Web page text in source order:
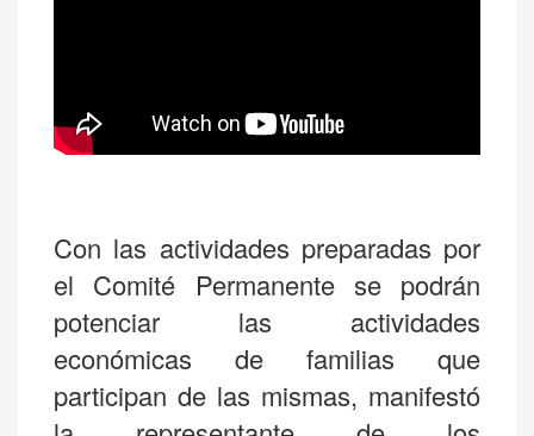
Con las actividades preparadas por
el Comité Permanente se podrán
potenciar las actividades
económicas de familias que
participan de las mismas, manifestó